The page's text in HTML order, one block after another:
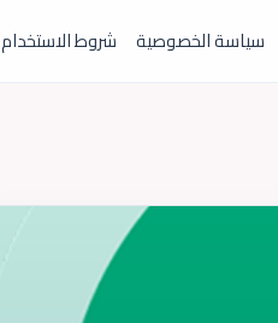
سياسة الخصوصية شروط الاستخدام